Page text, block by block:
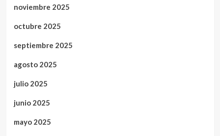
noviembre 2025
octubre 2025
septiembre 2025
agosto 2025
julio 2025
junio 2025
mayo 2025